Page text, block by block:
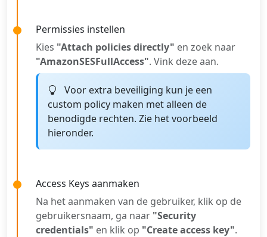
Permissies instellen
Kies "Attach policies directly" en zoek naar
"AmazonSESFullAccess". Vink deze aan.
Voor extra beveiliging kun je een
custom policy maken met alleen de
benodigde rechten. Zie het voorbeeld
hieronder.
Access Keys aanmaken
Na het aanmaken van de gebruiker, klik op de
gebruikersnaam, ga naar "Security
credentials" en klik op "Create access key".